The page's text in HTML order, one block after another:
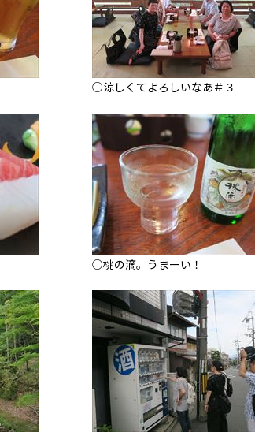
○涼しくてよろしいなあ＃３
○桃の滴。うまーい！